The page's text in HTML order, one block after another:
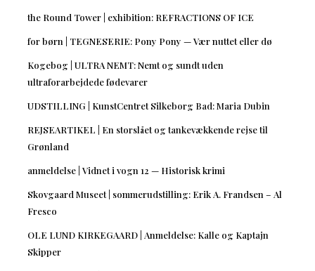
the Round Tower | exhibition: REFRACTIONS OF ICE
for børn | TEGNESERIE: Pony Pony — Vær nuttet eller dø
Kogebog | ULTRA NEMT: Nemt og sundt uden
ultraforarbejdede fødevarer
UDSTILLING | KunstCentret Silkeborg Bad: Maria Dubin
REJSEARTIKEL | En storslået og tankevækkende rejse til
Grønland
anmeldelse | Vidnet i vogn 12 — Historisk krimi
Skovgaard Museet | sommerudstilling: Erik A. Frandsen – Al
Fresco
OLE LUND KIRKEGAARD | Anmeldelse: Kalle og Kaptajn
Skipper